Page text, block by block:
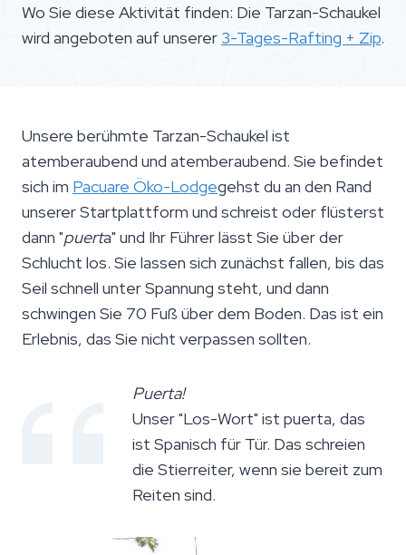
Wo Sie diese Aktivität finden: Die Tarzan-Schaukel
wird angeboten auf unserer 3-Tages-Rafting + Zip.
Unsere berühmte Tarzan-Schaukel ist
atemberaubend und atemberaubend. Sie befindet
sich im Pacuare Öko-Lodgegehst du an den Rand
unserer Startplattform und schreist oder flüsterst
dann "puerta" und Ihr Führer lässt Sie über der
Schlucht los. Sie lassen sich zunächst fallen, bis das
Seil schnell unter Spannung steht, und dann
schwingen Sie 70 Fuß über dem Boden. Das ist ein
Erlebnis, das Sie nicht verpassen sollten.
Puerta!
Unser "Los-Wort" ist puerta, das
ist Spanisch für Tür. Das schreien
die Stierreiter, wenn sie bereit zum
Reiten sind.